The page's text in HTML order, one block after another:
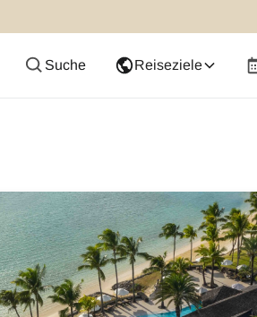
Suche Reiseziele